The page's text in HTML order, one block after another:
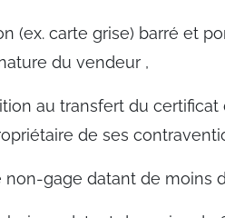
(ex. carte grise) barré et
du vendeur ,
au transfert du certificat
de ses
gage datant de moins